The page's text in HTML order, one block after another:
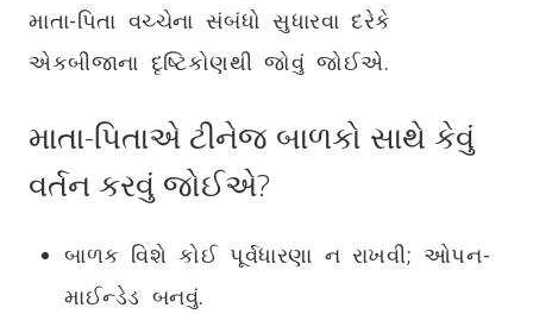
માતા-પિતા વચ્ચેના સંબંધો સુધારવા દરેકે
એકબીજાના દૃષ્ટિકોણથી જોવું જોઈએ.
માતા-પિતાએ ટીનેજ બાળકો સાથે કેવું
વર્તન કરવું જોઈએ?
બાળક વિશે કોઈ પૂર્વધારણા ન રાખવી; ઓપન-
માઈન્ડેડ બનવું.